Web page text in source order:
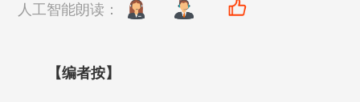
人工智能朗读：
【编者按】